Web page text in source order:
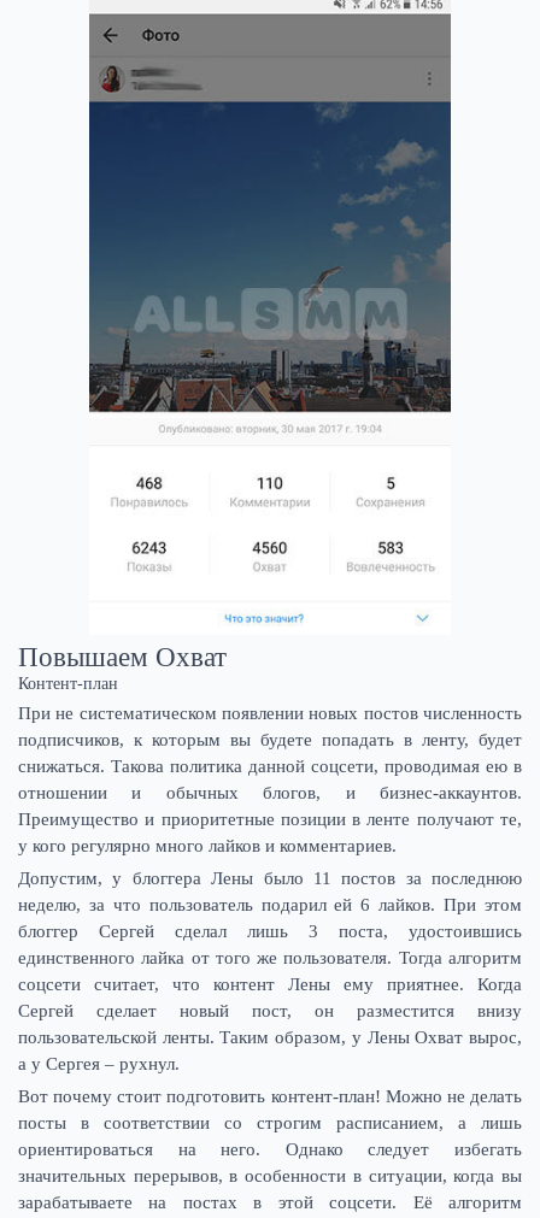
Повышаем Охват
Контент-план
При не систематическом появлении новых постов численность
подписчиков, к которым вы будете попадать в ленту, будет
снижаться. Такова политика данной соцсети, проводимая ею в
отношении и обычных блогов, и бизнес-аккаунтов.
Преимущество и приоритетные позиции в ленте получают те,
у кого регулярно много лайков и комментариев.
Допустим, у блоггера Лены было 11 постов за последнюю
неделю, за что пользователь подарил ей 6 лайков. При этом
блоггер Сергей сделал лишь 3 поста, удостоившись
единственного лайка от того же пользователя. Тогда алгоритм
соцсети считает, что контент Лены ему приятнее. Когда
Сергей сделает новый пост, он разместится внизу
пользовательской ленты. Таким образом, у Лены Охват вырос,
а у Сергея – рухнул.
Вот почему стоит подготовить контент-план! Можно не делать
посты в соответствии со строгим расписанием, а лишь
ориентироваться на него. Однако следует избегать
значительных перерывов, в особенности в ситуации, когда вы
зарабатываете на постах в этой соцсети. Её алгоритм